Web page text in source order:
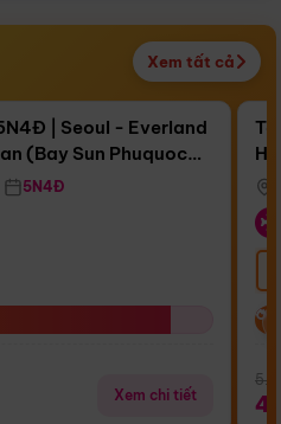
Xem tất cả
Điểm nổi bật
| Seoul - Everland
(Bay Sun Phuquoc
5N4Đ
Xem chi tiết